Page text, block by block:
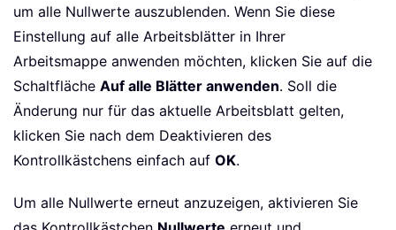
um alle Nullwerte auszublenden. Wenn Sie diese
Einstellung auf alle Arbeitsblätter in Ihrer
Arbeitsmappe anwenden möchten, klicken Sie auf die
Schaltfläche Auf alle Blätter anwenden. Soll die
Änderung nur für das aktuelle Arbeitsblatt gelten,
klicken Sie nach dem Deaktivieren des
Kontrollkästchens einfach auf OK.
Um alle Nullwerte erneut anzuzeigen, aktivieren Sie